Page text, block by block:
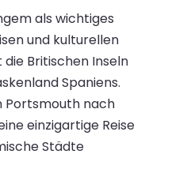
als wichtiges
und kulturellen
Britischen Inseln
Spaniens.
Portsmouth nach
einzigartige Reise
Städte